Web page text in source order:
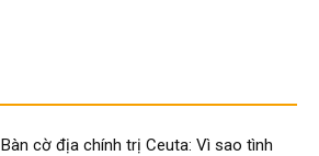
Bàn cờ địa chính trị Ceuta: Vì sao tình